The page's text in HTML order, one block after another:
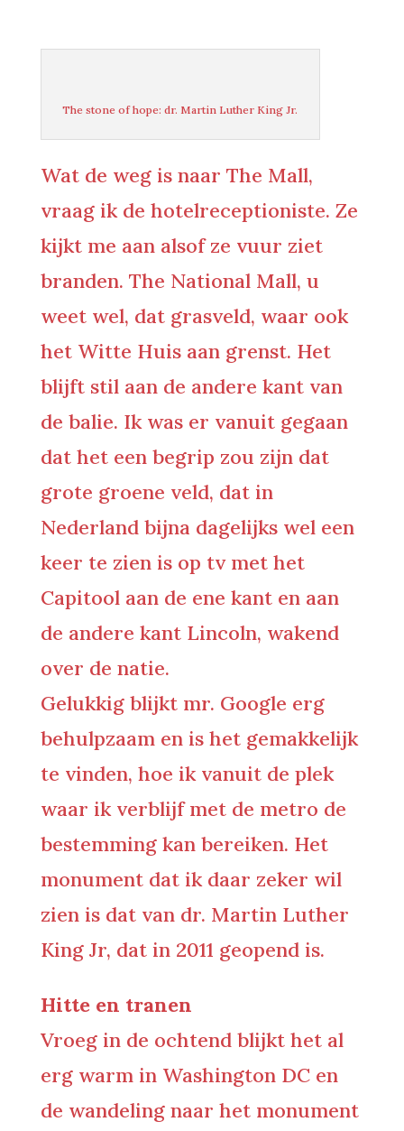
The stone of hope: dr. Martin Luther King Jr.
Wat de weg is naar The Mall,
vraag ik de hotelreceptioniste. Ze
kijkt me aan alsof ze vuur ziet
branden. The National Mall, u
weet wel, dat grasveld, waar ook
het Witte Huis aan grenst. Het
blijft stil aan de andere kant van
de balie. Ik was er vanuit gegaan
dat het een begrip zou zijn dat
grote groene veld, dat in
Nederland bijna dagelijks wel een
keer te zien is op tv met het
Capitool aan de ene kant en aan
de andere kant Lincoln, wakend
over de natie.
Gelukkig blijkt mr. Google erg
behulpzaam en is het gemakkelijk
te vinden, hoe ik vanuit de plek
waar ik verblijf met de metro de
bestemming kan bereiken. Het
monument dat ik daar zeker wil
zien is dat van dr. Martin Luther
King Jr, dat in 2011 geopend is.
Hitte en tranen
Vroeg in de ochtend blijkt het al
erg warm in Washington DC en
de wandeling naar het monument